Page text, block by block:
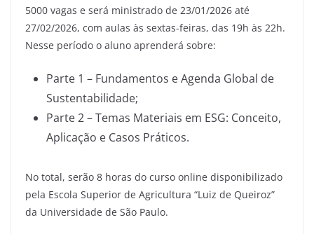
5000 vagas e será ministrado de 23/01/2026 até
27/02/2026, com aulas às sextas-feiras, das 19h às 22h.
Nesse período o aluno aprenderá sobre:
Parte 1 – Fundamentos e Agenda Global de
Sustentabilidade;
Parte 2 – Temas Materiais em ESG: Conceito,
Aplicação e Casos Práticos.
No total, serão 8 horas do curso online disponibilizado
pela Escola Superior de Agricultura “Luiz de Queiroz”
da Universidade de São Paulo.